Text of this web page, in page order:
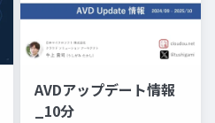
AVDアップデート情報
_10分